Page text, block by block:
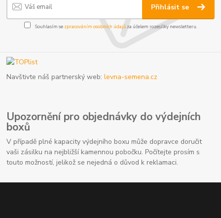
Přihlásit se
Souhlasím se zpracováním osobních údajůza účelem rozesílky newsletteru.
Navštivte náš partnerský web:levna-semena.cz
Upozornění pro objednávky do výdejních
boxů
V případě plné kapacity výdejního boxu může dopravce doručit
vaši zásilku na nejbližší kamennou pobočku. Počítejte prosím s
touto možností, jelikož se nejedná o důvod k reklamaci.